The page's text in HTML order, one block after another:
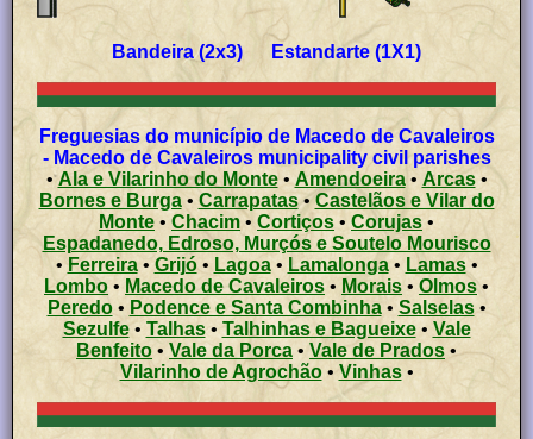
Bandeira (2x3) Estandarte (1X1)
Freguesias do município de Macedo de Cavaleiros
- Macedo de Cavaleiros municipality civil parishes
•Ala e Vilarinho do Monte• Amendoeira• Arcas•
Bornes e Burga • Carrapatas • Castelãos e Vilar do
Monte • Chacim • Cortiços • Corujas •
Espadanedo, Edroso, Murçós e Soutelo Mourisco
• Ferreira• Grijó• Lagoa• Lamalonga• Lamas•
Lombo • Macedo de Cavaleiros • Morais • Olmos•
Peredo• Podence e Santa Combinha • Salselas•
Sezulfe• Talhas• Talhinhas e Bagueixe • Vale
Benfeito • Vale da Porca • Vale de Prados •
Vilarinho de Agrochão• Vinhas•